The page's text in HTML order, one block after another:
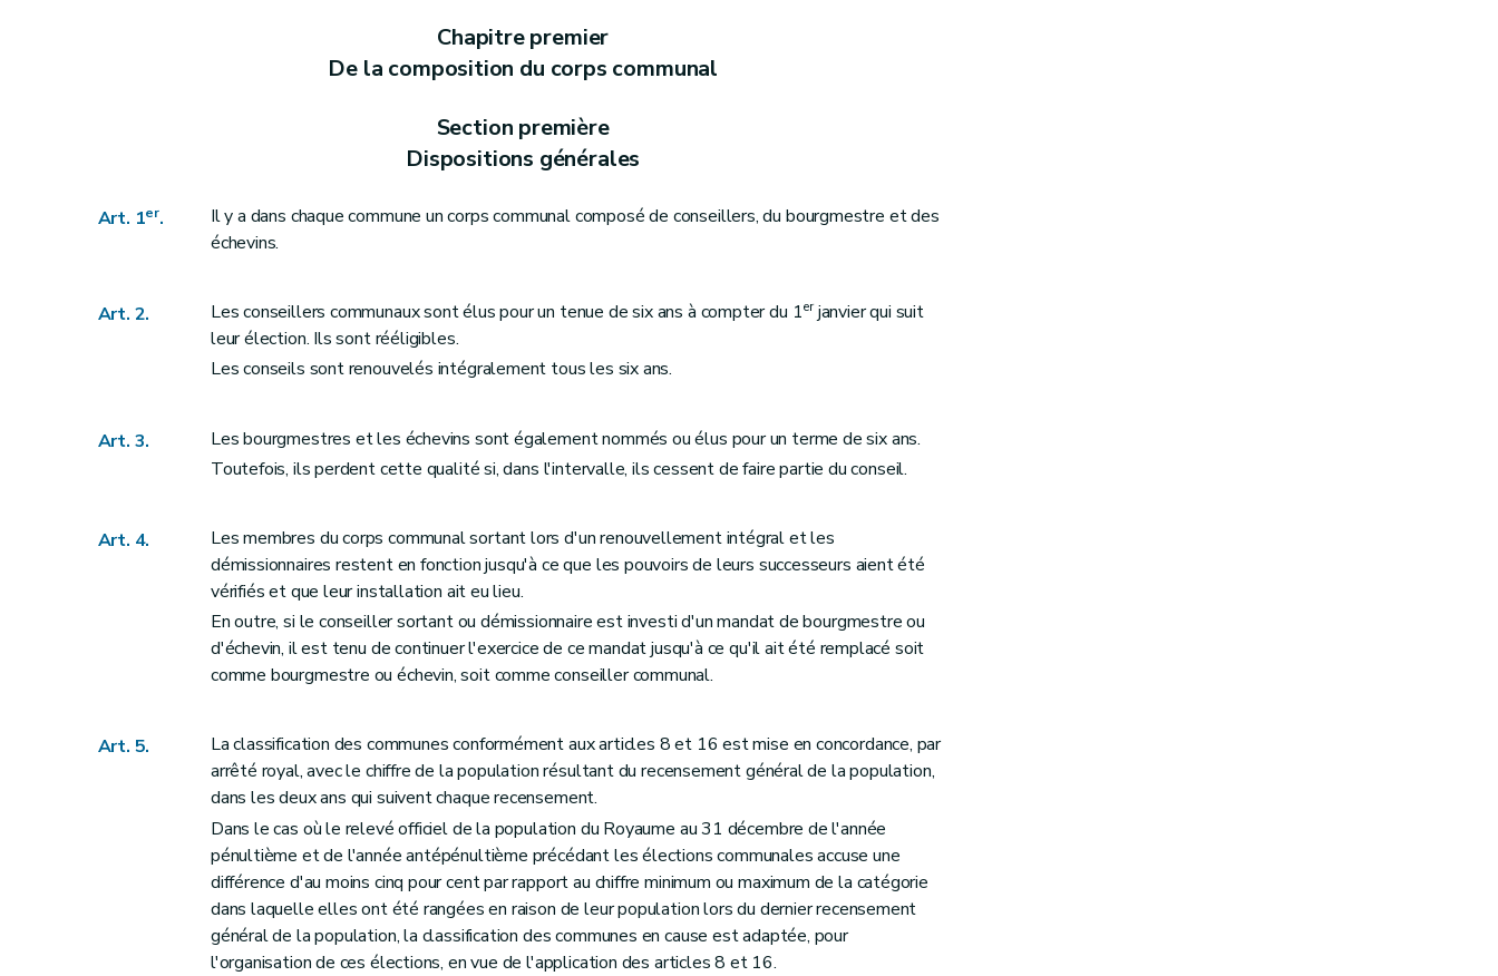
Art. 17
Art. 18
Art. 19
Art. 20
Art. 21
Art. 22
Section 7 Du secrétaire et du receveur
Art. 24
Sous-section 2 Du secrétaire
Art. 25
Art. 26
Art. 26bis
Art. 28
Art. 29
Art. 30
Art. 31
Art. 32
Art. 33
Art. 34
Art. 35
Chapitre premier
De la composition du corps communal
Section première
Dispositions générales
Art. 1er.
Il y a dans chaque commune un corps communal composé de conseillers, du bourgmestre et des
échevins.
Art. 2. Les conseillers communaux sont élus pour un tenue de six ans à compter du 1erjanvier qui suit
leur élection. Ils sont rééligibles.
Les conseils sont renouvelés intégralement tous les six ans.
Art. 3.
Les bourgmestres et les échevins sont également nommés ou élus pour un terme de six ans.
Toutefois, ils perdent cette qualité si, dans l'intervalle, ils cessent de faire partie du conseil.
Art. 4.
Les membres du corps communal sortant lors d'un renouvellement intégral et les
démissionnaires restent en fonction jusqu'à ce que les pouvoirs de leurs successeurs aient été
vérifiés et que leur installation ait eu lieu.
En outre, si le conseiller sortant ou démissionnaire est investi d'un mandat de bourgmestre ou
d'échevin, il est tenu de continuer l'exercice de ce mandat jusqu'à ce qu'il ait été remplacé soit
comme bourgmestre ou échevin, soit comme conseiller communal.
Art. 5.
La classification des communes conformément aux articles 8 et 16 est mise en concordance, par
arrêté royal, avec le chiffre de la population résultant du recensement général de la population,
dans les deux ans qui suivent chaque recensement.
Dans le cas où le relevé officiel de la population du Royaume au 31 décembre de l'année
pénultième et de l'année antépénultième précédant les élections communales accuse une
différence d'au moins cinq pour cent par rapport au chiffre minimum ou maximum de la catégorie
dans laquelle elles ont été rangées en raison de leur population lors du dernier recensement
général de la population, la classification des communes en cause est adaptée, pour
l'organisation de ces élections, en vue de l'application des articles 8 et 16.